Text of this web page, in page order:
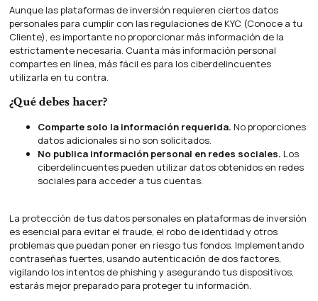
Aunque las plataformas de inversión requieren ciertos datos
personales para cumplir con las regulaciones de KYC (Conoce a tu
Cliente), es importante no proporcionar más información de la
estrictamente necesaria. Cuanta más información personal
compartes en línea, más fácil es para los ciberdelincuentes
utilizarla en tu contra.
¿Qué debes hacer?
Comparte solo la información requerida. No proporciones
datos adicionales si no son solicitados.
No publica información personal en redes sociales. Los
ciberdelincuentes pueden utilizar datos obtenidos en redes
sociales para acceder a tus cuentas.
La protección de tus datos personales en plataformas de inversión
es esencial para evitar el fraude, el robo de identidad y otros
problemas que puedan poner en riesgo tus fondos. Implementando
contraseñas fuertes, usando autenticación de dos factores,
vigilando los intentos de phishing y asegurando tus dispositivos,
estarás mejor preparado para proteger tu información.